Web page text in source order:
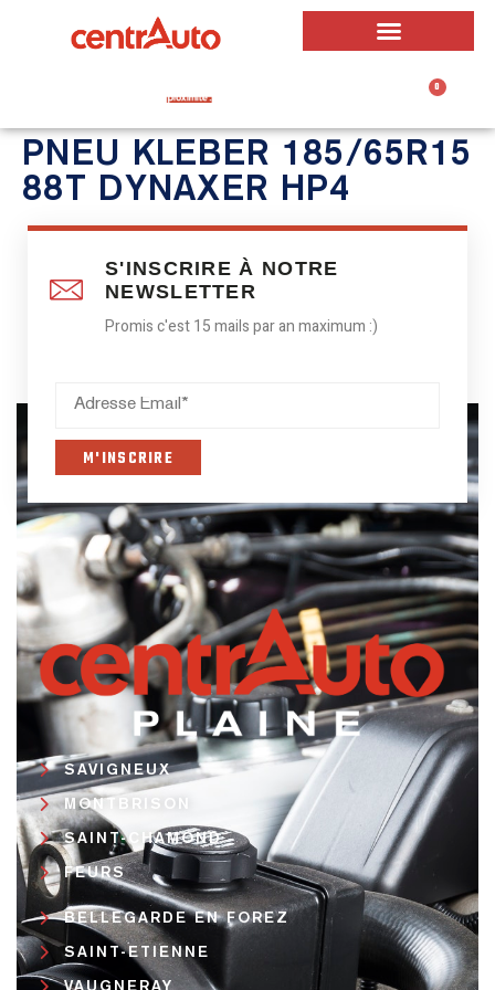
0
PNEU KLEBER 185/65R15
88T DYNAXER HP4
S'INSCRIRE À NOTRE
NEWSLETTER
Promis c'est 15 mails par an maximum :)
SAVIGNEUX
MONTBRISON
SAINT-CHAMOND
FEURS
BELLEGARDE EN FOREZ
SAINT-ETIENNE
VAUGNERAY